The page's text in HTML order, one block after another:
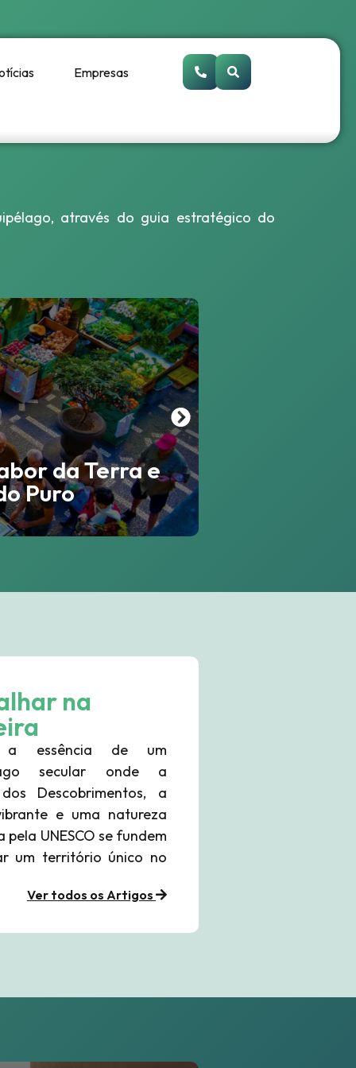
Empresas
através do guia estratégico do
da Terra e
Puro
Mercado de Trabalho na
Onde a Tradição se Cruza com
Inovação Digital
na
a essência de um
secular onde a
Descobrimentos, a
e uma natureza
pela UNESCO se fundem
um território único no
Ver todos os Artigos